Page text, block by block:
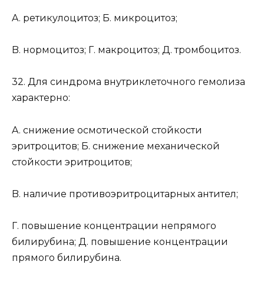
A. ретикулоцитоз; Б. микроцитоз;
B. нормоцитоз; Г. макроцитоз; Д. тромбоцитоз.
32. Для синдрома внутриклеточного гемолиза
характерно:
A. снижение осмотической стойкости
эритроцитов; Б. снижение механической
стойкости эритроцитов;
B. наличие противоэритроцитарных антител;
Г. повышение концентрации непрямого
билирубина; Д. повышение концентрации
прямого билирубина.